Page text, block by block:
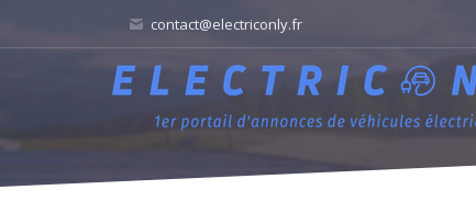
contact@electriconly.fr